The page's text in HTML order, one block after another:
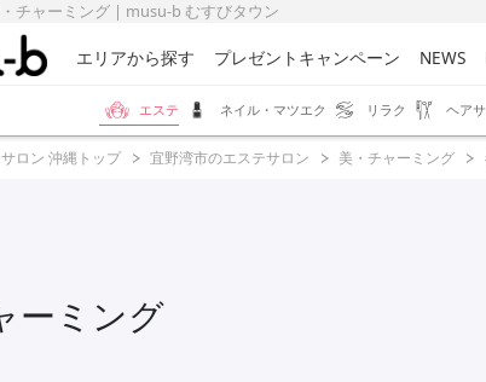
チャーミング | musu-b むすびタウン
エリアから探す プレゼントキャンペーン NEWS
エステ ネイル・マツエク リラク ヘア
ロン 沖縄トップ 宜野湾市のエステサロン 美・チャーミング
ーミング